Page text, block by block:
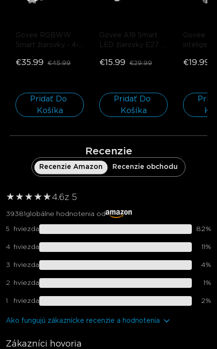
Govee RGBWW
Smart žiarovky - 4-
€35.99 €45.99
Pridať Do
Košíka
Govee A19 Smart
LED žiarovky E27
€15.99 €29.99
Pridať Do
Košíka
Govee
€19.99
Recenzie
Recenzie Amazon Recenzie obchodu
★ ★ ★ ★ ★
★4.6z 5
39381globálne hodnotenia od
5 hviezda 82%
4 hviezda 11%
3 hviezda 4%
2 hviezda 1%
1 hviezda 2%
Ako fungujú zákaznícke recenzie a hodnotenia
Zákazníci hovoria